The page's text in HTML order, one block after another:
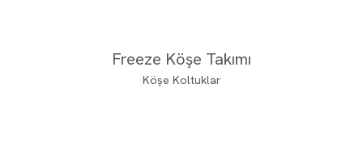
Freeze Köşe Takımı
Köşe Koltuklar